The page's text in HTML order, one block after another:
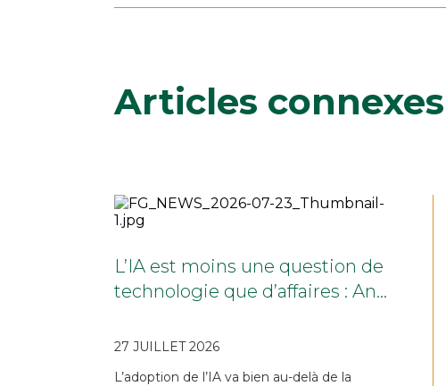
Articles connexes
L’IA est moins une question de
technologie que d’affaires : An…
27 JUILLET 2026
L’adoption de l’IA va bien au-delà de la